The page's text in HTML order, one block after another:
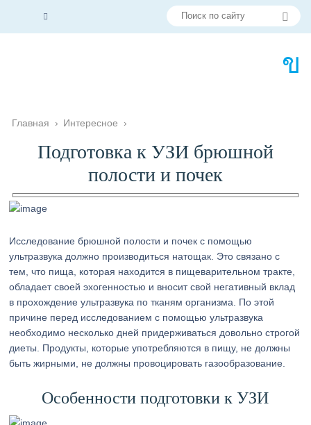
Главная › Интересное ›
Подготовка к УЗИ брюшной
полости и почек
Исследование брюшной полости и почек с помощью
ультразвука должно производиться натощак. Это связано с
тем, что пища, которая находится в пищеварительном тракте,
обладает своей эхогенностью и вносит свой негативный вклад
в прохождение ультразвука по тканям организма. По этой
причине перед исследованием с помощью ультразвука
необходимо несколько дней придерживаться довольно строгой
диеты. Продукты, которые употребляются в пищу, не должны
быть жирными, не должны провоцировать газообразование.
Особенности подготовки к УЗИ